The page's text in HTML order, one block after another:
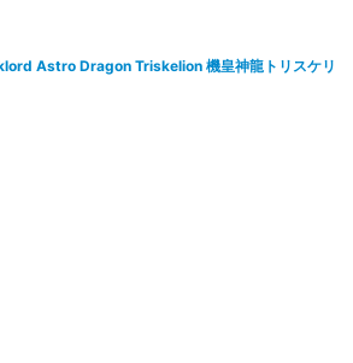
Astro Dragon Triskelion 機皇神龍トリスケリ